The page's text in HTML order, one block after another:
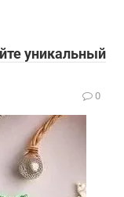
уникальный
0